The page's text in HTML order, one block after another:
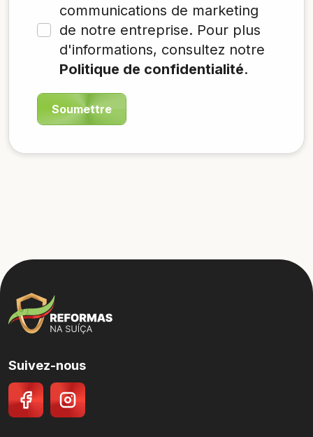
communications de marketing
de notre entreprise. Pour plus
d'informations, consultez notre
Politique de confidentialité.
Soumettre
Suivez-nous